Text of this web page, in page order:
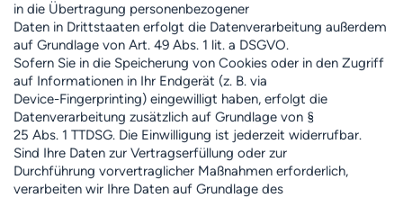
in die Übertragung personenbezogener
Daten in Drittstaaten erfolgt die Datenverarbeitung außerdem
auf Grundlage von Art. 49 Abs. 1 lit. a DSGVO.
Sofern Sie in die Speicherung von Cookies oder in den Zugriff
auf Informationen in Ihr Endgerät (z. B. via
Device-Fingerprinting) eingewilligt haben, erfolgt die
Datenverarbeitung zusätzlich auf Grundlage von §
25 Abs. 1 TTDSG. Die Einwilligung ist jederzeit widerrufbar.
Sind Ihre Daten zur Vertragserfüllung oder zur
Durchführung vorvertraglicher Maßnahmen erforderlich,
verarbeiten wir Ihre Daten auf Grundlage des